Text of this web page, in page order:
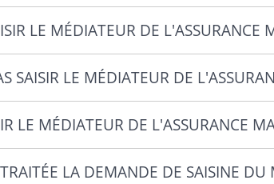
LE MÉDIATEUR DE L'ASSURANCE
SAISIR LE MÉDIATEUR DE
LE MÉDIATEUR DE L'ASSURANCE
LA DEMANDE DE SAISINE